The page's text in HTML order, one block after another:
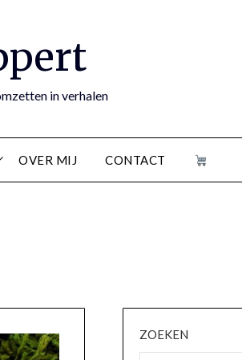
in verhalen
OVER MIJ CONTACT
ZOEKEN